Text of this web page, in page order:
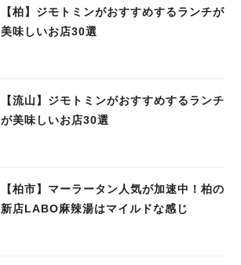
【柏】ジモトミンがおすすめするランチが
美味しいお店30選
【流山】ジモトミンがおすすめするランチ
が美味しいお店30選
【柏市】マーラータン人気が加速中！柏の
新店LABO麻辣湯はマイルドな感じ